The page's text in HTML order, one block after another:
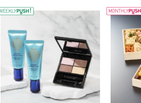
WEEKLY PUSH